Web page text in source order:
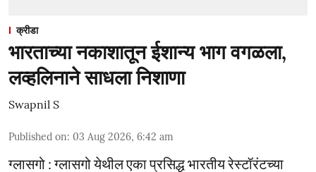
क्रीडा
भारताच्या नकाशातून ईशान्य भाग वगळला,
लव्हलिनाने साधला निशाणा
Swapnil S
Published on: 03 Aug 2026, 6:42 am
ग्लासगो : ग्लासगो येथील एका प्रसिद्ध भारतीय रेस्टॉरंटच्या